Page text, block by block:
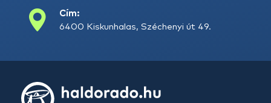
Cím:
6400 Kiskunhalas, Széchenyi út 49.